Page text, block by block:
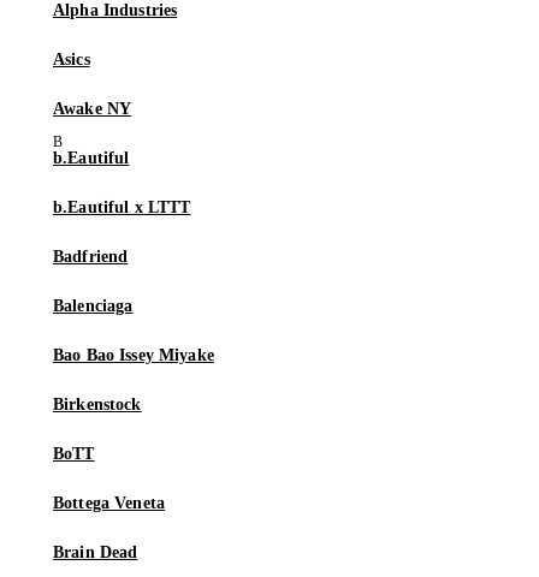
Alpha Industries
Asics
Awake NY
b.Eautiful
b.Eautiful x LTTT
Badfriend
Balenciaga
Bao Bao Issey Miyake
Birkenstock
BoTT
Bottega Veneta
Brain Dead